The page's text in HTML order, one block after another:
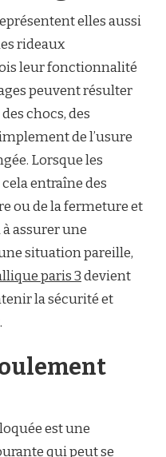
elles aussi
rideaux
leur fonctionnalité
peuvent résulter
chocs, des
de l’usure
Lorsque les
entraîne des
ou de la fermeture et
assurer une
situation pareille,
paris 3devient
la sécurité et
est une
qui peut se